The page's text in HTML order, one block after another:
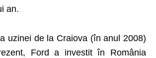
an.
uzinei de la Craiova (în anul 2008)
Ford a investit în România